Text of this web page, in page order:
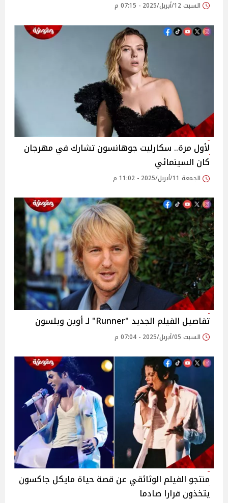
السبت 12/أبريل/2025 - 07:15 م
لأول مرة.. سكارليت جوهانسون تشارك في مهرجان
كان السينمائي
الجمعة 11/أبريل/2025 - 11:02 م
تفاصيل الفيلم الجديد "Runner" لـ أوين ويلسون
السبت 05/أبريل/2025 - 07:04 م
منتجو الفيلم الوثائقي عن قصة حياة مايكل جاكسون
يتخذون قرارا صادما